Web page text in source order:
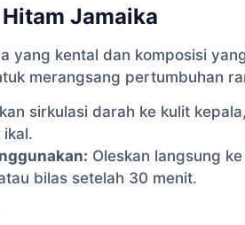
Jamaika
yang kental dan komposisi
merangsang pertumbuhan
sirkulasi darah ke kulit
Oleskan langsung
bilas setelah 30 menit.